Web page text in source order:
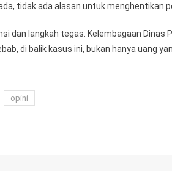
tidak ada alasan untuk menghentikan
dan langkah tegas. Kelembagaan Dinas
di balik kasus ini, bukan hanya uang
opini